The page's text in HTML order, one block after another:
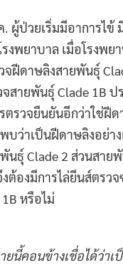
ผู้ป่วยเริ่มมีอาการไข้
งพยาบาล เมื่อโรงพย
จฝีดาษลิงสายพันธุ์
สายพันธุ์ Clade 1B ป
ตรวจยืนยันอีกว่าใช่ฝี
บว่าเป็นฝีดาษลิงอย่า
นธุ์ Clade 2 ส่วนสาย
ต้องมีการไล่ยีนส์ตรว
หรือไม่
ยนี้คอนข้างเชื่อได้ว่าเ